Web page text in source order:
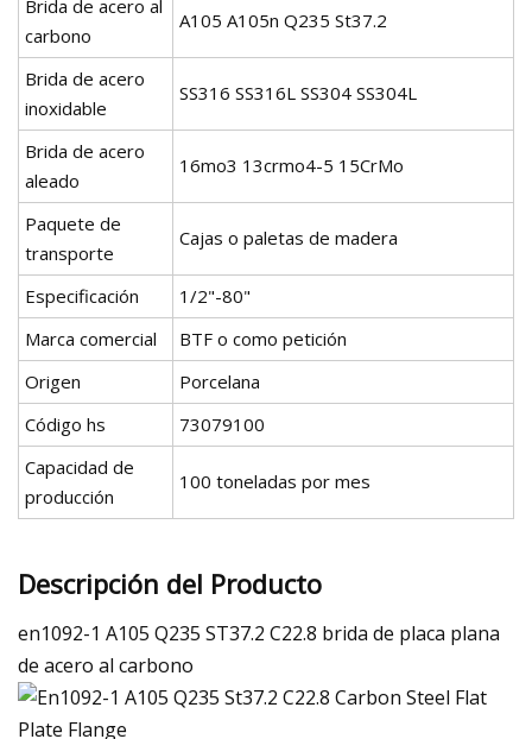
Brida de acero al
carbono
A105 A105n Q235 St37.2
Brida de acero
inoxidable
SS316 SS316L SS304 SS304L
Brida de acero
aleado
16mo3 13crmo4-5 15CrMo
Paquete de
transporte
Cajas o paletas de madera
Especificación
1/2"-80"
Marca comercial
BTF o como petición
Origen
Porcelana
Código hs
73079100
Capacidad de
producción
100 toneladas por mes
Descripción del Producto
en1092-1 A105 Q235 ST37.2 C22.8 brida de placa plana
de acero al carbono